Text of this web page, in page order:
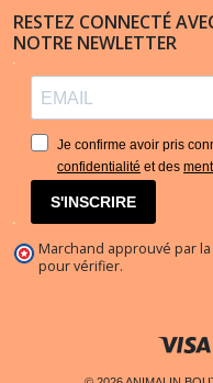
RESTEZ CONNECTÉ
NOTRE NEWLETTER
Je confirme avoir pris
confidentialité et des
S'INSCRIRE
Marchand approuvé par
pour vérifier.